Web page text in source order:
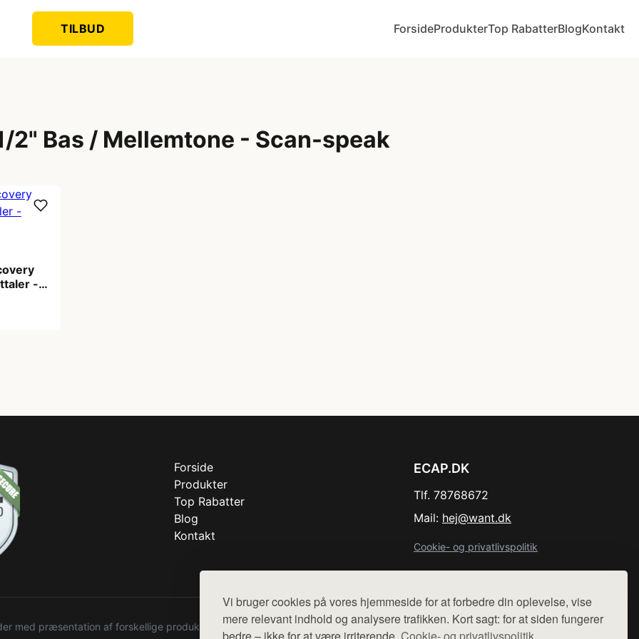
Vi bruger cookies på vores hjemmeside for at forbedre din oplevelse, vise
mere relevant indhold og analysere trafikken. Kort sagt: for at siden fungerer
TILBUD ForsideProdukterTop RabatterBlogKontakt
2" Bas / Mellemtone - Scan-speak
-
Forside
Produkter
Top Rabatter
Blog
Kontakt
ECAP.DK
Tlf. 78768672
Mail: hej@want.dk
Cookie- og privatlivspolitik
med præsentation af forskellige produkter fra diverse webshops. Der sælges ikke varer fra denne side - vi henviser til de shops,